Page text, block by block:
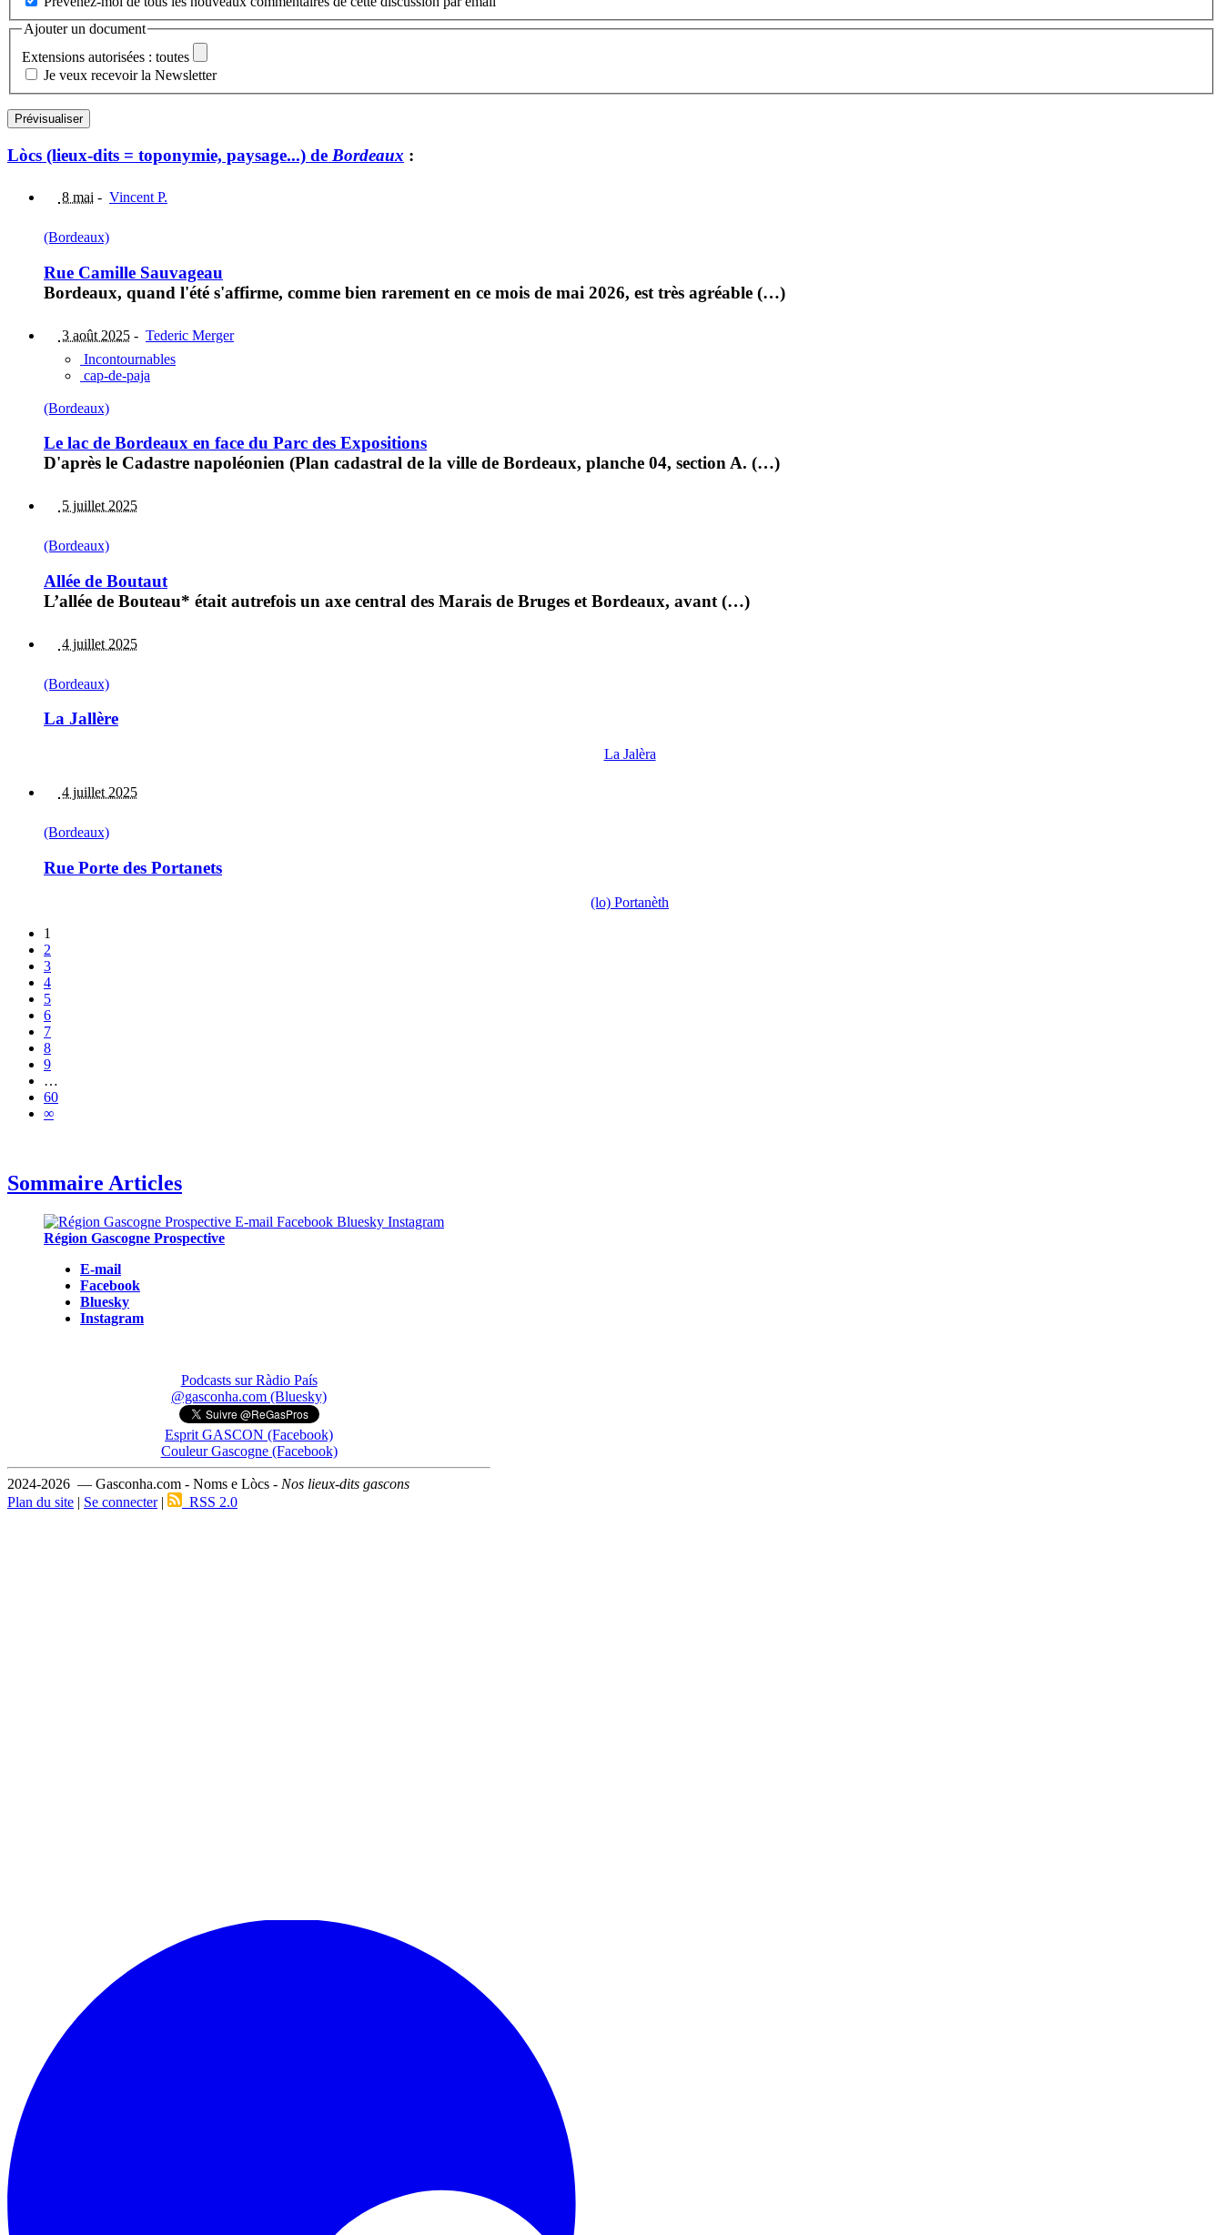
Ajouter un document
Extensions autorisées : toutes
Je veux recevoir la Newsletter
Lòcs (lieux-dits = toponymie, paysage...) de Bordeaux :
8 mai - Vincent P.
(Bordeaux)
Rue Camille Sauvageau
Bordeaux, quand l'été s'affirme, comme bien rarement en ce mois de mai 2026, est très agréable (…)
3 août 2025 - Tederic Merger
Incontournables
cap-de-paja
(Bordeaux)
Le lac de Bordeaux en face du Parc des Expositions
D'après le Cadastre napoléonien (Plan cadastral de la ville de Bordeaux, planche 04, section A. (…)
5 juillet 2025
(Bordeaux)
Allée de Boutaut
L’allée de Bouteau* était autrefois un axe central des Marais de Bruges et Bordeaux, avant (…)
4 juillet 2025
(Bordeaux)
La Jallère
La Jalèra
4 juillet 2025
(Bordeaux)
Rue Porte des Portanets
(lo) Portanèth
1
2
3
4
5
6
7
8
9
…
60
∞
Sommaire Articles
Région Gascogne Prospective
E-mail
Facebook
Bluesky
Instagram
Podcasts sur Ràdio País
@gasconha.com (Bluesky)
Esprit GASCON (Facebook)
Couleur Gascogne (Facebook)
2024-2026 — Gasconha.com - Noms e Lòcs - Nos lieux-dits gascons
Plan du site | Se connecter| RSS 2.0